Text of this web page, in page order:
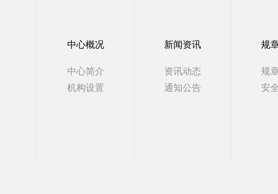
中心概况
中心简介
机构设置
新闻资讯
资讯动态
通知公告
规
规
安